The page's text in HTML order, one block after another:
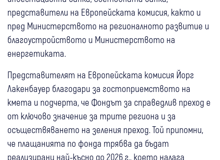
представители на Европейската комисия, както и
пред Министерството на регионалното развитие и
благоустройството и Министерството на
енергетиката.
Представителят на Европейската комисия Йорг
Лакенбауер благодари за гостоприемството на
кмета и подчерта, че Фондът за справедлив преход е
от ключово значение за трите региона и за
осъществяването на зеления преход. Той припомни,
че плащанията по фонда трябва да бъдат
реализирани най-късно до 2026 г., което налага